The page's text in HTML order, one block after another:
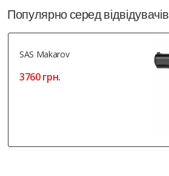
Популярно серед відвідувачів
SAS Makarov
3760 грн.